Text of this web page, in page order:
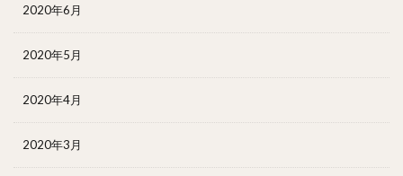
2020年6月
2020年5月
2020年4月
2020年3月